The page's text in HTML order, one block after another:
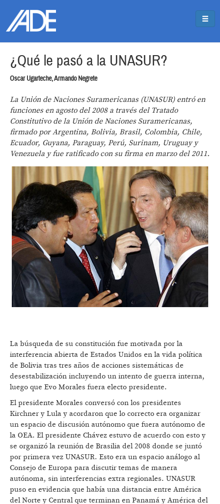
¿Qué le pasó a la UNASUR?
Oscar Ugarteche, Armando Negrete
La Unión de Naciones Suramericanas (UNASUR) entró en
funciones en agosto del 2008 a través del Tratado
Constitutivo de la Unión de Naciones Suramericanas,
firmado por Argentina, Bolivia, Brasil, Colombia, Chile,
Ecuador, Guyana, Paraguay, Perú, Surinam, Uruguay y
Venezuela y fue ratificado con su firma en marzo del 2011.
La búsqueda de su constitución fue motivada por la
interferencia abierta de Estados Unidos en la vida política
de Bolivia tras tres años de acciones sistemáticas de
desestabilización incluyendo un intento de guerra interna,
luego que Evo Morales fuera electo presidente.
El presidente Morales conversó con los presidentes
Kirchner y Lula y acordaron que lo correcto era organizar
un espacio de discusión autónomo que fuera autónomo de
la OEA. El presidente Chávez estuvo de acuerdo con esto y
se organizó la reunión de Brasilia del 2008 donde se juntó
por primera vez UNASUR. Esto era un espacio análogo al
Consejo de Europa para discutir temas de manera
autónoma, sin interferencias extra regionales. UNASUR
puso en evidencia que había una distancia entre América
del Norte y Central que terminan en Panamá y América del